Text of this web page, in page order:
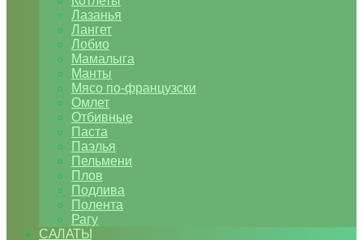
Лазанья
Лангет
Лобио
Мамалыга
Манты
Мясо по-французски
Омлет
Отбивные
Паста
Паэлья
Пельмени
Плов
Подлива
Полента
Рагу
САЛАТЫ